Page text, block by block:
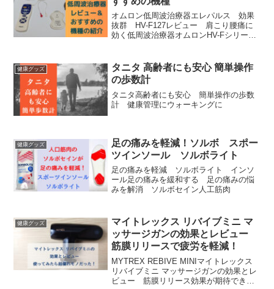
オムロン低周波治療器エレパルス 効果
抜群 HV-F127レビュー 肩こり腰痛に
効く低周波治療器オムロンHV-Fシリー
健康グッズ
タニタ 高齢者にも安心 簡単操作
の歩数計
タニタ高齢者にも安心 簡単操作の歩数
計 健康管理にウォーキングに
健康グッズ
足の痛みを軽減！ソルボ スポー
ツインソール ソルボライト
足の痛みを軽減 ソルボライト インソ
ール足の痛みを緩和する 足の痛みの悩
みを解消 ソルボセイン人工筋肉
健康グッズ
マイトレックス リバイブミニ マ
ッサージガンの効果とレビュー
筋膜リリースで疲労を軽減！
MYTREX REBIVE MINIマイトレックス
リバイブミニ マッサージガンの効果とレ
ビュー 筋膜リリース効果が期待できる